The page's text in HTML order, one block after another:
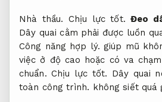
Nhà thầu. Chịu lực tốt. Đeo
Dây quai cằm phải được luồn
Công năng hợp lý. giúp mũ
việc ở độ cao hoặc có va
chuẩn. Chịu lực tốt. Dây quai
toàn công trình. không siết quá